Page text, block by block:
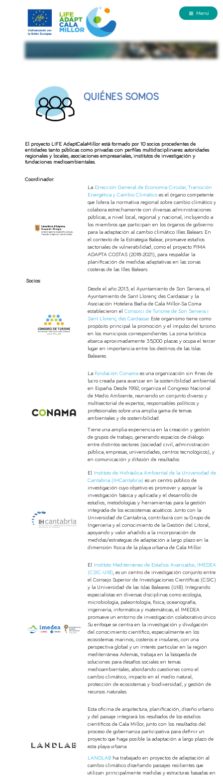
Menú
QUIÉNES SOMOS
El proyecto LIFE AdaptCalaMillor está formado por 10 socios procedentes de
entidades tanto públicas como privadas con perfiles multidisciplinares: autoridades
regionales y locales, asociaciones empresariales, institutos de investigación y
fundaciones medioambientales.
Coordinador:
La Dirección General de Economía Circular, Transición
Energética y Cambio Climático es el órgano competente
que lidera la normativa regional sobre cambio climático y
colabora estrechamente con diversas administraciones
públicas, a nivel local, regional y nacional, incluyendo a
los miembros que participan en los órganos de gobierno
para la adaptación al cambio climático Illes Balears. En
el contexto de la Estrategia Balear, promueve estudios
sectoriales de vulnerabilidad, como el proyecto PIMA
ADAPTA COSTAS (2018-2021), para respaldar la
planificación de medidas adaptativas en las zonas
costeras de las Illes Balears.
Socios:
Desde el año 2013, el Ayuntamiento de Son Servera, el
Ayuntamiento de Sant Llorenç des Cardassar y la
Asociación Hotelera Badia de Cala Millor-Sa Coma
establecieron elConsorci de Turisme de Son Servera i
Sant Llorenç des Cardassar. Este organismo tiene como
propósito principal la promoción y el impulso del turismo
en los municipios correspondientes. La zona turística
abarca aproximadamente 35,000 plazas y ocupa el tercer
lugar en importancia entre los destinos de las Islas
Baleares.
La Fundación Conama es una organización sin fines de
lucro creada para avanzar en la sostenibilidad ambiental
en España. Desde 1992, organiza el Congreso Nacional
de Medio Ambiente, reuniendo un conjunto diverso y
multisectorial de expertos, responsables políticos y
profesionales sobre una amplia gama de temas
ambientales y de sostenibilidad.
Tiene una amplia experiencia en la creación y gestión
de grupos de trabajo, generando espacios de diálogo
entre distintos sectores (sociedad civil, administración
pública, empresas, universidades, centros tecnológicos), y
en comunicación y difusión de resultados.
El Instituto de Hidráulica Ambiental de la Universidad de
Cantabria (IHCantabria) es un centro público de
investigación cuyo objetivo es promover y apoyar la
investigación básica y aplicada y el desarrollo de
estudios, metodologías y herramientas para la gestión
integrada de los ecosistemas acuáticos. Junto con la
Universidad de Cantabria, contribuirá con su Grupo de
Ingeniería y el conocimiento de la Gestión del Litoral,
apoyando y valor añadido a la incorporación de
medidas/estrategias de adaptación a largo plazo en la
dimensión física de la playa urbana de Cala Millor.
El Instituto Mediterráneo de Estudios Avanzados, IMEDEA
(CSIC-UIB) , es un centro de investigación conjunto entre
el Consejo Superior de Investigaciones Científicas (CSIC)
y la Universidad de las Islas Baleares (UIB). Integrando
especialistas en diversas disciplinas como ecología,
microbiología, paleontología, física, oceanografía,
ingeniería, informática y matemáticas, el IMEDEA
promueve un entorno de investigación colaborativo único.
Su enfoque se centra en la investigación y divulgación
del conocimiento científico, especialmente en los
ecosistemas marinos, costeros e insulares, con una
perspectiva global y un interés particular en la región
mediterránea. Además, trabaja en la búsqueda de
soluciones para desafíos sociales en temas
medioambientales, abordando cuestiones como el
cambio climático, impacto en el medio natural,
protección de ecosistemas y biodiversidad, y gestión de
recursos naturales.
Esta oficina de arquitectura, planificación, diseño urbano
y del paisaje integrará los resultados de los estudios
científicos de Cala Millor, junto con los resultados del
proceso de gobernanza participativa para definir un
proyecto que haga posible la adaptación a largo plazo de
esta playa urbana.
LANDLAB ha trabajado en proyectos de adaptación al
cambio climático diseñando paisajes resilientes que
utilizan principalmente medidas y estructuras basadas en